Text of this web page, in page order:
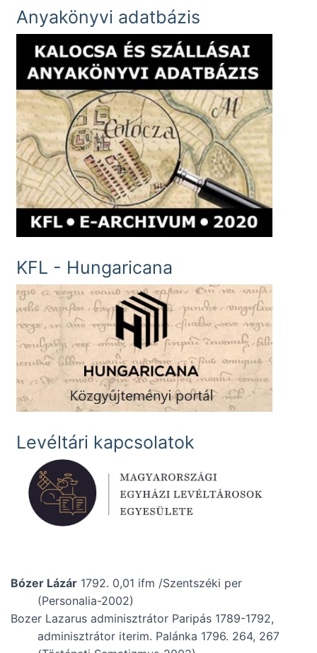
Anyakönyvi adatbázis
KFL - Hungaricana
Levéltári kapcsolatok
Bózer Lázár 1792. 0,01 ifm /Szentszéki per
(Personalia-2002)
Bozer Lazarus adminisztrátor Paripás 1789-1792,
adminisztrátor iterim. Palánka 1796. 264, 267